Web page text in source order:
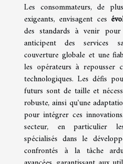
Les consommateurs, de
exigeants, envisagent ces
des standards à venir
anticipent des services
couverture globale et une
les opérateurs à repousser
technologiques. Les défis
futurs sont de taille et
robuste, ainsi qu'une
pour intégrer ces
secteur, en particulier
spécialisés dans le
confrontés à la tâche